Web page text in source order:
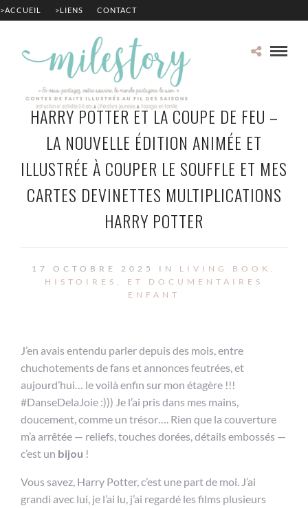
>ACCUEIL >LIENS CONTACT
HARRY POTTER ET LA COUPE DE FEU –
LA NOUVELLE ÉDITION ANIMÉE ET
ILLUSTRÉE À COUPER LE SOUFFLE ET MES
CARTES DEVINETTES MULTIPLICATIONS
HARRY POTTER
17 OCTOBRE 2025 IN LIVING BOOK,
HISTOIRES, ET DOCUMENTAIRES
ENFANT
J’en avais entendu parler depuis des mois, entre
chuchotements de fans et annonces feutrées, et
aujourd’hui… le voilà enfin sur mon étagère !!!
#DanseDelaJoie :))) Je l’ai pris dans mes mains,
doucement, comme un trésor…. Rien que la couverture
m’a arrêtée — reliefs, touches dorées, détails embossés —
c’est un bijou !
Vous savez, Harry Potter, c’est une part de moi. J’ai
grandi avec lui, je l’ai lu, j’ai regardé les films plusieurs